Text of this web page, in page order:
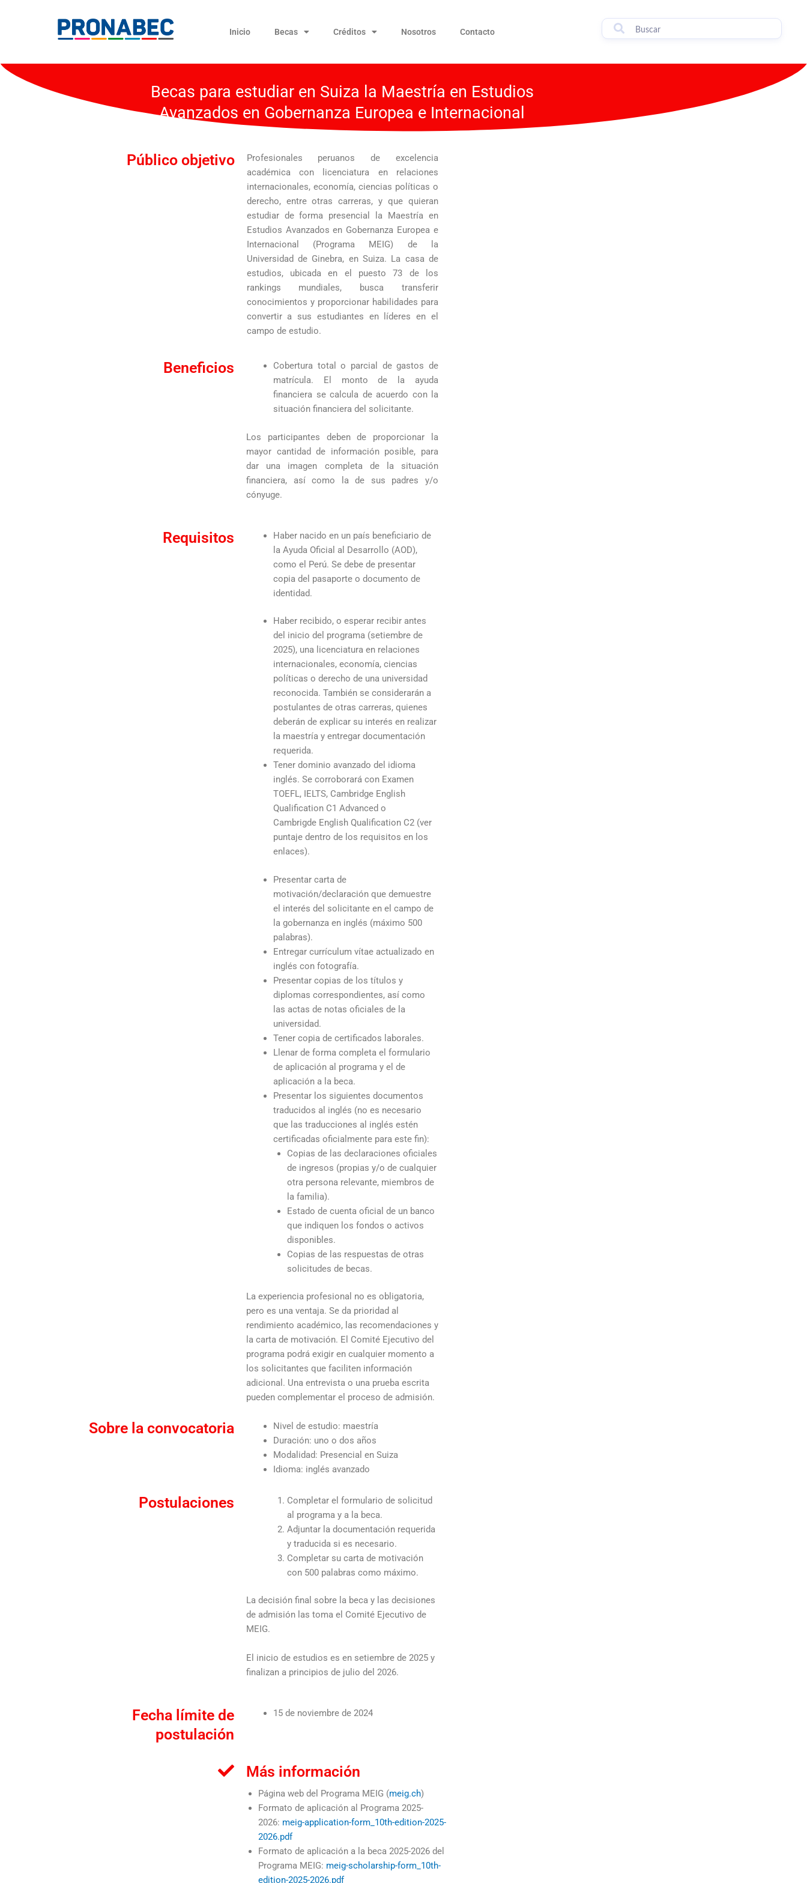
Inicio Becas Créditos Nosotros Contacto
Becas para estudiar en Suiza la Maestría en Estudios
Avanzados en Gobernanza Europea e Internacional
Público objetivo
Profesionales peruanos de excelencia
académica con licenciatura en relaciones
internacionales, economía, ciencias políticas o
derecho, entre otras carreras, y que quieran
estudiar de forma presencial la Maestría en
Estudios Avanzados en Gobernanza Europea e
Internacional (Programa MEIG) de la
Universidad de Ginebra, en Suiza. La casa de
estudios, ubicada en el puesto 73 de los
rankings mundiales, busca transferir
conocimientos y proporcionar habilidades para
convertir a sus estudiantes en líderes en el
campo de estudio.
Beneficios
Cobertura total o parcial de gastos de
matrícula. El monto de la ayuda
financiera se calcula de acuerdo con la
situación financiera del solicitante.
Los participantes deben de proporcionar la
mayor cantidad de información posible, para
dar una imagen completa de la situación
financiera, así como la de sus padres y/o
cónyuge.
Requisitos
Haber nacido en un país beneficiario de
la Ayuda Oficial al Desarrollo (AOD),
como el Perú. Se debe de presentar
copia del pasaporte o documento de
identidad.
Haber recibido, o esperar recibir antes
del inicio del programa (setiembre de
2025), una licenciatura en relaciones
internacionales, economía, ciencias
políticas o derecho de una universidad
reconocida. También se considerarán a
postulantes de otras carreras, quienes
deberán de explicar su interés en realizar
la maestría y entregar documentación
requerida.
Tener dominio avanzado del idioma
inglés. Se corroborará con Examen
TOEFL, IELTS, Cambridge English
Qualification C1 Advanced o
Cambrigde English Qualification C2 (ver
puntaje dentro de los requisitos en los
enlaces).
Presentar carta de
motivación/declaración que demuestre
el interés del solicitante en el campo de
la gobernanza en inglés (máximo 500
palabras).
Entregar currículum vítae actualizado en
inglés con fotografía.
Presentar copias de los títulos y
diplomas correspondientes, así como
las actas de notas oficiales de la
universidad.
Tener copia de certificados laborales.
Llenar de forma completa el formulario
de aplicación al programa y el de
aplicación a la beca.
Presentar los siguientes documentos
traducidos al inglés (no es necesario
que las traducciones al inglés estén
certificadas oficialmente para este fin):
Copias de las declaraciones oficiales
de ingresos (propias y/o de cualquier
otra persona relevante, miembros de
la familia).
Estado de cuenta oficial de un banco
que indiquen los fondos o activos
disponibles.
Copias de las respuestas de otras
solicitudes de becas.
La experiencia profesional no es obligatoria,
pero es una ventaja. Se da prioridad al
rendimiento académico, las recomendaciones y
la carta de motivación. El Comité Ejecutivo del
programa podrá exigir en cualquier momento a
los solicitantes que faciliten información
adicional. Una entrevista o una prueba escrita
pueden complementar el proceso de admisión.
Sobre la convocatoria
Nivel de estudio: maestría
Duración: uno o dos años
Modalidad: Presencial en Suiza
Idioma: inglés avanzado
Postulaciones
Completar el formulario de solicitud
al programa y a la beca.
Adjuntar la documentación requerida
y traducida si es necesario.
Completar su carta de motivación
con 500 palabras como máximo.
La decisión final sobre la beca y las decisiones
de admisión las toma el Comité Ejecutivo de
MEIG.
El inicio de estudios es en setiembre de 2025 y
finalizan a principios de julio del 2026.
Fecha límite de
postulación
15 de noviembre de 2024
Más información
Página web del Programa MEIG (meig.ch)
Formato de aplicación al Programa 2025-
2026: meig-application-form_10th-edition-2025-
2026.pdf
Formato de aplicación a la beca 2025-2026 del
Programa MEIG: meig-scholarship-form_10th-
edition-2025-2026.pdf